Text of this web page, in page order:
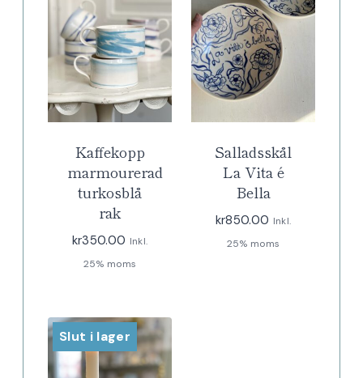
Kaffekopp
marmourerad
turkosblå
rak
kr350.00 Inkl.
25% moms
Salladsskål
La Vita é
Bella
kr850.00 Inkl.
25% moms
Slut i lager